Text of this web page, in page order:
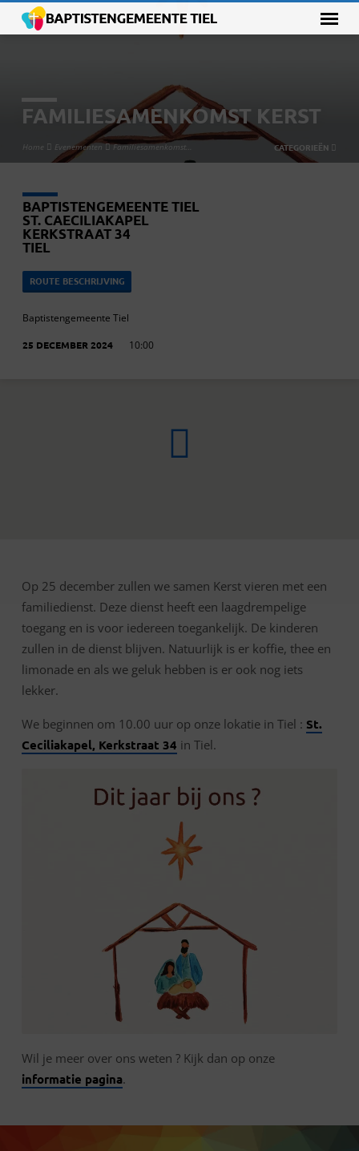
FAMILIESAMENKOMST KERST
Home Evenementen Familiesamenkomst… CATEGORIEËN
BAPTISTENGEMEENTE TIEL
ST. CAECILIAKAPEL
KERKSTRAAT 34
TIEL
ROUTE BESCHRIJVING
Baptistengemeente Tiel
25 DECEMBER 2024 10:00
FAMILIESAMENKOMST
KERST
Op 25 december zullen we samen Kerst vieren met een
familiedienst. Deze dienst heeft een laagdrempelige
toegang en is voor iedereen toegankelijk. De kinderen
zullen in de dienst blijven. Natuurlijk is er koffie, thee en
limonade en als we geluk hebben is er ook nog iets
lekker.
We beginnen om 10.00 uur op onze lokatie in Tiel : St.
Ceciliakapel, Kerkstraat 34 in Tiel.
Wil je meer over ons weten ? Kijk dan op onze
informatie pagina.